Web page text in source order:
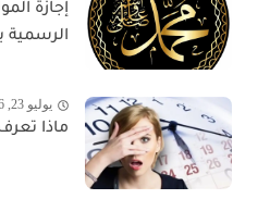
إجازة
الرسمية
يوليو 23, 2026
ماذا